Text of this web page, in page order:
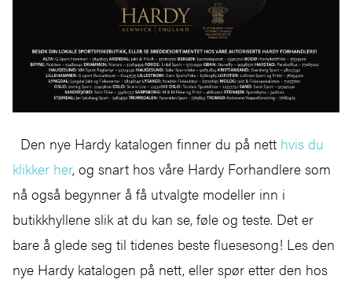
Den nye Hardy katalogen finner du på nett hvis du
klikker her, og snart hos våre Hardy Forhandlere som
nå også begynner å få utvalgte modeller inn i
butikkhyllene slik at du kan se, føle og teste. Det er
bare å glede seg til tidenes beste fluesesong! Les den
nye Hardy katalogen på nett, eller spør etter den hos